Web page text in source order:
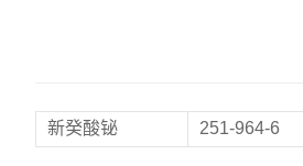
新癸酸铋 251-964-6